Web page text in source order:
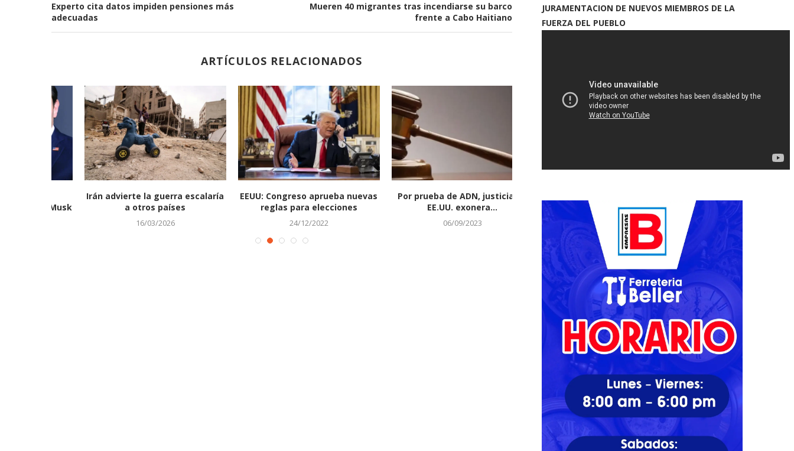
Experto cita datos impiden pensiones más
adecuadas
Mueren 40 migrantes tras incendiarse su barco
frente a Cabo Haitiano
ARTÍCULOS RELACIONADOS
Irán advierte la guerra escalaría
a otros países
16/03/2026
EEUU: Congreso aprueba nuevas
reglas para elecciones
24/12/2022
Por prueba de ADN, justicia de
EE.UU. exonera...
06/09/2023
cancela citas y pide...
04/03/2024
accidente en mina en...
01/06/2022
JURAMENTACION DE NUEVOS MIEMBROS DE LA
FUERZA DEL PUEBLO